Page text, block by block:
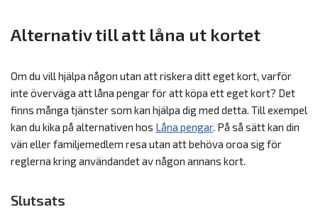
Alternativ till att låna ut kortet
Om du vill hjälpa någon utan att riskera ditt eget kort, varför
inte överväga att låna pengar för att köpa ett eget kort? Det
finns många tjänster som kan hjälpa dig med detta. Till exempel
kan du kika på alternativen hos Låna pengar. På så sätt kan din
vän eller familjemedlem resa utan att behöva oroa sig för
reglerna kring användandet av någon annans kort.
Slutsats